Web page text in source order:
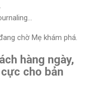
chờ Mẹ khám phá.
hàng ngày,
cho bản